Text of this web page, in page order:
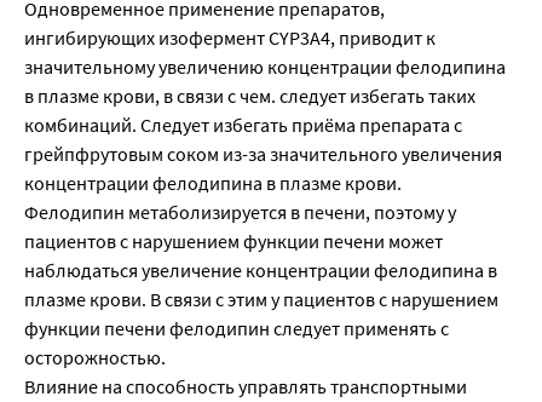
Одновременное применение препаратов,
ингибирующих изофермент CYP3A4, приводит к
значительному увеличению концентрации фелодипина
в плазме крови, в связи с чем. следует избегать таких
комбинаций. Следует избегать приёма препарата с
грейпфрутовым соком из-за значительного увеличения
концентрации фелодипина в плазме крови.
Фелодипин метаболизируется в печени, поэтому у
пациентов с нарушением функции печени может
наблюдаться увеличение концентрации фелодипина в
плазме крови. В связи с этим у пациентов с нарушением
функции печени фелодипин следует применять с
осторожностью.
Влияние на способность управлять транспортными